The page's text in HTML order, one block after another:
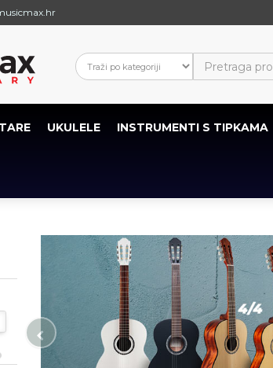
UKULELE INSTRUMENTI S TIPKAMA